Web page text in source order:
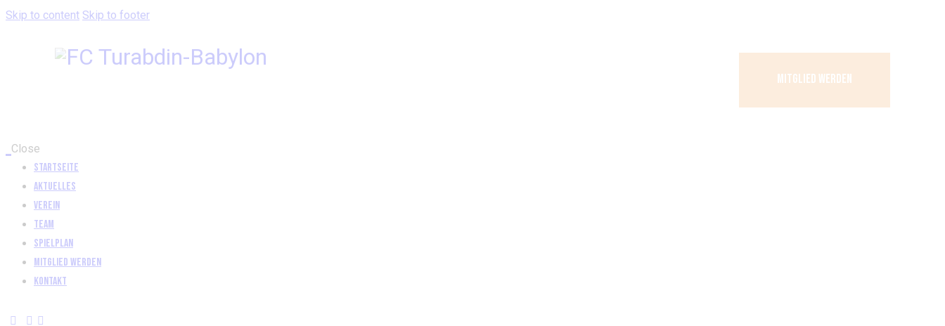
Skip to content Skip to footer
MITGLIED WERDEN
Close
Startseite
Aktuelles
Verein
Team
Spielplan
Mitglied werden
Kontakt